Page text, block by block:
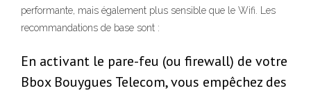
performante, mais également plus sensible que le Wifi. Les
recommandations de base sont :
En activant le pare-feu (ou firewall) de votre
Bbox Bouygues Telecom, vous empêchez des